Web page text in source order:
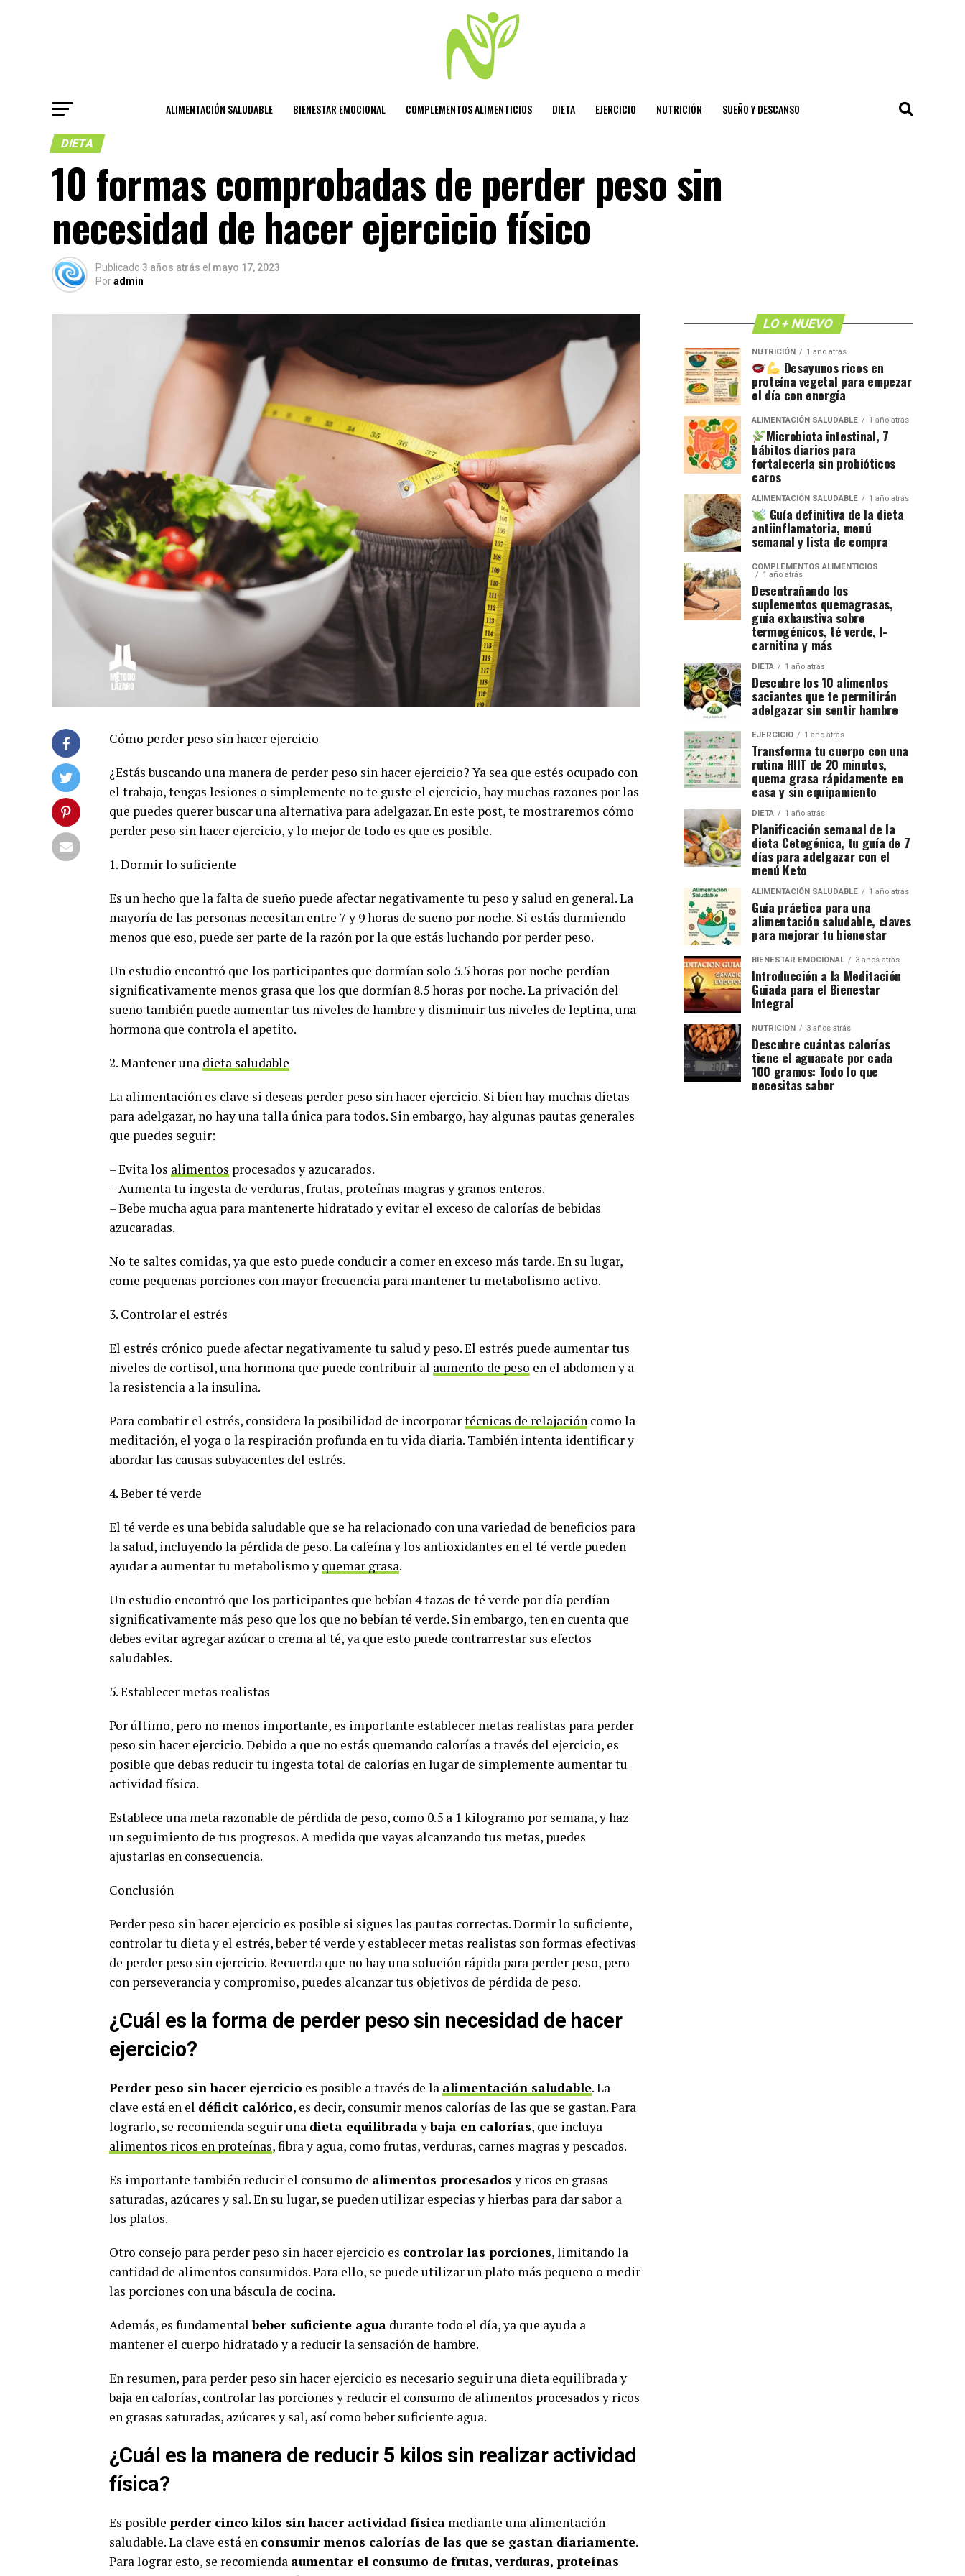
ALIMENTACIÓN SALUDABLE BIENESTAR EMOCIONAL COMPLEMENTOS ALIMENTICIOS DIETA EJERCICIO NUTRICIÓN SUEÑO Y DESCANSO
DIETA
10 formas comprobadas de perder peso sin
necesidad de hacer ejercicio físico
Publicado 3 años atrás el mayo 17, 2023
Poradmin
Cómo perder peso sin hacer ejercicio
¿Estás buscando una manera de perder peso sin hacer ejercicio? Ya sea que estés ocupado con
el trabajo, tengas lesiones o simplemente no te guste el ejercicio, hay muchas razones por las
que puedes querer buscar una alternativa para adelgazar. En este post, te mostraremos cómo
perder peso sin hacer ejercicio, y lo mejor de todo es que es posible.
1. Dormir lo suficiente
Es un hecho que la falta de sueño puede afectar negativamente tu peso y salud en general. La
mayoría de las personas necesitan entre 7 y 9 horas de sueño por noche. Si estás durmiendo
menos que eso, puede ser parte de la razón por la que estás luchando por perder peso.
Un estudio encontró que los participantes que dormían solo 5.5 horas por noche perdían
significativamente menos grasa que los que dormían 8.5 horas por noche. La privación del
sueño también puede aumentar tus niveles de hambre y disminuir tus niveles de leptina, una
hormona que controla el apetito.
2. Mantener una dieta saludable
La alimentación es clave si deseas perder peso sin hacer ejercicio. Si bien hay muchas dietas
para adelgazar, no hay una talla única para todos. Sin embargo, hay algunas pautas generales
que puedes seguir:
– Evita los alimentos procesados y azucarados.
– Aumenta tu ingesta de verduras, frutas, proteínas magras y granos enteros.
– Bebe mucha agua para mantenerte hidratado y evitar el exceso de calorías de bebidas
azucaradas.
No te saltes comidas, ya que esto puede conducir a comer en exceso más tarde. En su lugar,
come pequeñas porciones con mayor frecuencia para mantener tu metabolismo activo.
3. Controlar el estrés
El estrés crónico puede afectar negativamente tu salud y peso. El estrés puede aumentar tus
niveles de cortisol, una hormona que puede contribuir al aumento de peso en el abdomen y a
la resistencia a la insulina.
Para combatir el estrés, considera la posibilidad de incorporartécnicas de relajación como la
meditación, el yoga o la respiración profunda en tu vida diaria. También intenta identificar y
abordar las causas subyacentes del estrés.
4. Beber té verde
El té verde es una bebida saludable que se ha relacionado con una variedad de beneficios para
la salud, incluyendo la pérdida de peso. La cafeína y los antioxidantes en el té verde pueden
ayudar a aumentar tu metabolismo y quemar grasa.
Un estudio encontró que los participantes que bebían 4 tazas de té verde por día perdían
significativamente más peso que los que no bebían té verde. Sin embargo, ten en cuenta que
debes evitar agregar azúcar o crema al té, ya que esto puede contrarrestar sus efectos
saludables.
5. Establecer metas realistas
Por último, pero no menos importante, es importante establecer metas realistas para perder
peso sin hacer ejercicio. Debido a que no estás quemando calorías a través del ejercicio, es
posible que debas reducir tu ingesta total de calorías en lugar de simplemente aumentar tu
actividad física.
Establece una meta razonable de pérdida de peso, como 0.5 a 1 kilogramo por semana, y haz
un seguimiento de tus progresos. A medida que vayas alcanzando tus metas, puedes
ajustarlas en consecuencia.
Conclusión
Perder peso sin hacer ejercicio es posible si sigues las pautas correctas. Dormir lo suficiente,
controlar tu dieta y el estrés, beber té verde y establecer metas realistas son formas efectivas
de perder peso sin ejercicio. Recuerda que no hay una solución rápida para perder peso, pero
con perseverancia y compromiso, puedes alcanzar tus objetivos de pérdida de peso.
¿Cuál es la forma de perder peso sin necesidad de hacer
ejercicio?
Perder peso sin hacer ejercicio es posible a través de la alimentación saludable. La
clave está en el déficit calórico, es decir, consumir menos calorías de las que se gastan. Para
lograrlo, se recomienda seguir una dieta equilibradaybaja en calorías, que incluya
alimentos ricos en proteínas, fibra y agua, como frutas, verduras, carnes magras y pescados.
Es importante también reducir el consumo de alimentos procesadosy ricos en grasas
saturadas, azúcares y sal. En su lugar, se pueden utilizar especias y hierbas para dar sabor a
los platos.
Otro consejo para perder peso sin hacer ejercicio es controlar las porciones, limitando la
cantidad de alimentos consumidos. Para ello, se puede utilizar un plato más pequeño o medir
las porciones con una báscula de cocina.
Además, es fundamentalbeber suficiente agua durante todo el día, ya que ayuda a
mantener el cuerpo hidratado y a reducir la sensación de hambre.
En resumen, para perder peso sin hacer ejercicio es necesario seguir una dieta equilibrada y
baja en calorías, controlar las porciones y reducir el consumo de alimentos procesados y ricos
en grasas saturadas, azúcares y sal, así como beber suficiente agua.
¿Cuál es la manera de reducir 5 kilos sin realizar actividad
física?
Es posible perder cinco kilos sin hacer actividad física mediante una alimentación
saludable. La clave está en consumir menos calorías de las que se gastan diariamente.
Para lograr esto, se recomienda aumentar el consumo de frutas, verduras, proteínas
LO + NUEVO
NUTRICIÓN 1 año atrás
Desayunos ricos en
proteína vegetal para empezar
el día con energía
ALIMENTACIÓN SALUDABLE 1 año atrás
Microbiota intestinal, 7
hábitos diarios para
fortalecerla sin probióticos
caros
ALIMENTACIÓN SALUDABLE 1 año atrás
Guía definitiva de la dieta
antiinflamatoria, menú
semanal y lista de compra
COMPLEMENTOS ALIMENTICIOS
1 año atrás
Desentrañando los
suplementos quemagrasas,
guía exhaustiva sobre
termogénicos, té verde, l-
carnitina y más
DIETA 1 año atrás
Descubre los 10 alimentos
saciantes que te permitirán
adelgazar sin sentir hambre
EJERCICIO 1 año atrás
Transforma tu cuerpo con una
rutina HIIT de 20 minutos,
quema grasa rápidamente en
casa y sin equipamiento
DIETA 1 año atrás
Planificación semanal de la
dieta Cetogénica, tu guía de 7
días para adelgazar con el
menú Keto
ALIMENTACIÓN SALUDABLE 1 año atrás
Guía práctica para una
alimentación saludable, claves
para mejorar tu bienestar
BIENESTAR EMOCIONAL 3 años atrás
Introducción a la Meditación
Guiada para el Bienestar
Integral
NUTRICIÓN 3 años atrás
Descubre cuántas calorías
tiene el aguacate por cada
100 gramos: Todo lo que
necesitas saber